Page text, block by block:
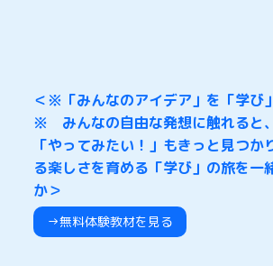
＜※「みんなのアイデア」を「学び
※ みんなの自由な発想に触れると
「やってみたい！」もきっと見つか
る楽しさを育める「学び」の旅を一
か＞
→無料体験教材を見る